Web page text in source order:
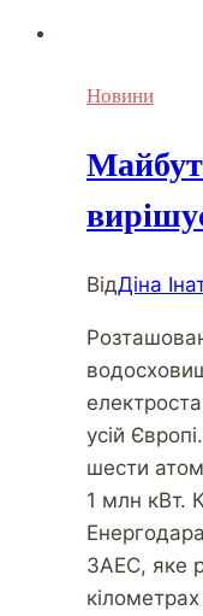
Новини
ВідДіна
усій
шести
1 млн кВт.
ЗАЕС, яке